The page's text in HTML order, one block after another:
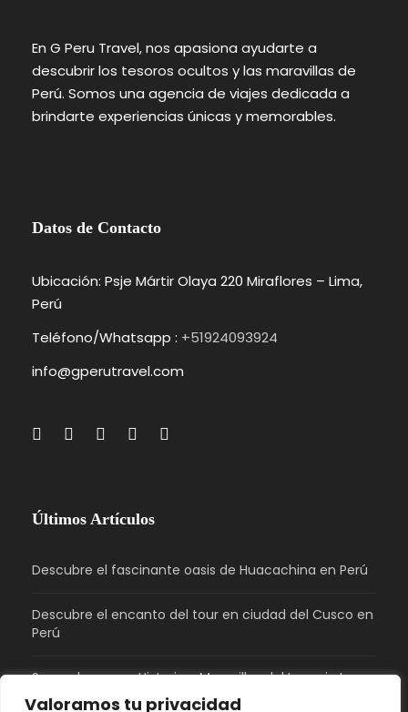
Valoramos tu privacidad
En G Peru Travel, nos apasiona ayudarte a
descubrir los tesoros ocultos y las maravillas de
Perú. Somos una agencia de viajes dedicada a
brindarte experiencias únicas y memorables.
Datos de Contacto
Ubicación: Psje Mártir Olaya 220 Miraflores – Lima,
Perú
Teléfono/Whatsapp : +51924093924
info@gperutravel.com
Últimos Artículos
Descubre el fascinante oasis de Huacachina en Perú
Descubre el encanto del tour en ciudad del Cusco en
Perú
Sacsayhuaman: Historia y Maravillas del Imperio Inca
en Perú